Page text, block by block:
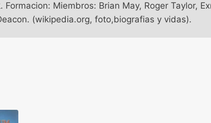
Miembros: Brian May, Roger Taylor,
(wikipedia.org, foto,biografias y vidas).